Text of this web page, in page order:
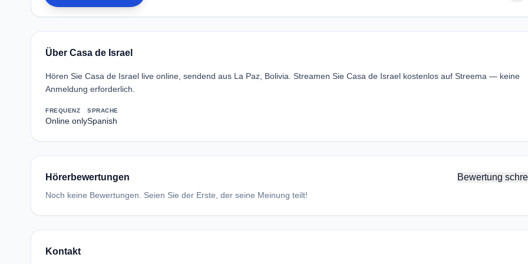
Über Casa de Israel
Hören Sie Casa de Israel live online, sendend aus La Paz, Bolivia. Streamen Sie Casa de Israel kostenlos auf Streema — keine
Anmeldung erforderlich.
FREQUENZ
Online only
SPRACHE
Spanish
Hörerbewertungen Bewertung
Noch keine Bewertungen. Seien Sie der Erste, der seine Meinung teilt!
Kontakt